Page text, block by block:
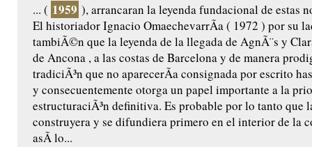
... ( 1959 ), arrancaran la leyenda fundacional de estas
El historiador Ignacio OmaechevarrÃ­a ( 1972 ) por su
tambiÃ©n que la leyenda de la llegada de AgnÃ¨s y
de Ancona , a las costas de Barcelona y de manera
tradiciÃ³n que no aparecerÃ­a consignada por escrito
y consecuentemente otorga un papel importante a la
estructuraciÃ³n definitiva. Es probable por lo tanto que
construyera y se difundiera primero en el interior de la
asÃ­ lo...